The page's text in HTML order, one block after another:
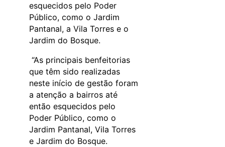
esquecidos pelo Poder
Público, como o Jardim
Pantanal, a Vila Torres e o
Jardim do Bosque.
“As principais benfeitorias
que têm sido realizadas
neste início de gestão foram
a atenção a bairros até
então esquecidos pelo
Poder Público, como o
Jardim Pantanal, Vila Torres
e Jardim do Bosque.